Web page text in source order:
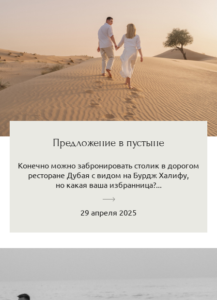
Предложение в пустыне
Конечно можно забронировать столик в дорогом
ресторане Дубая с видом на Бурдж Халифу,
но какая ваша избранница?...
29 апреля 2025